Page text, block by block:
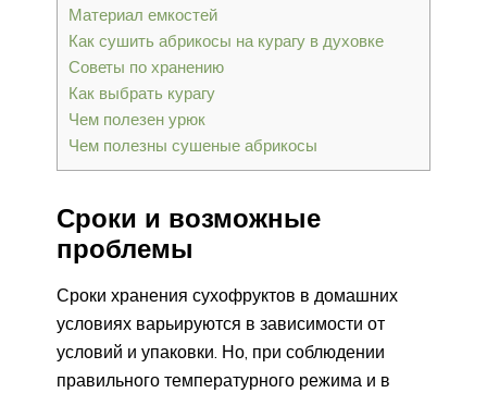
Материал емкостей
Как сушить абрикосы на курагу в духовке
Советы по хранению
Как выбрать курагу
Чем полезен урюк
Чем полезны сушеные абрикосы
Сроки и возможные
проблемы
Сроки хранения сухофруктов в домашних
условиях варьируются в зависимости от
условий и упаковки. Но, при соблюдении
правильного температурного режима и в